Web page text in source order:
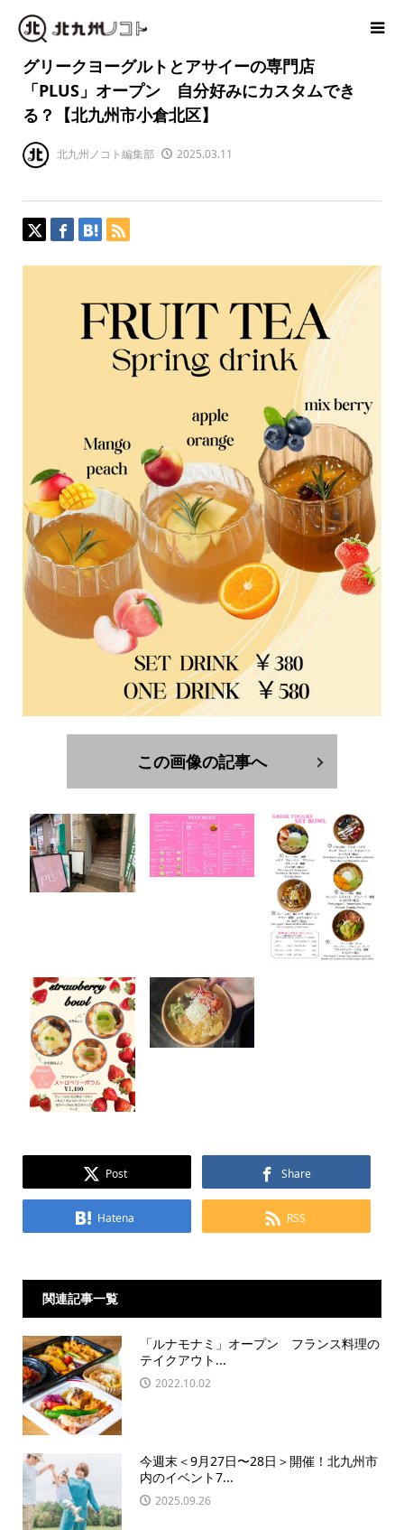
グリークヨーグルトとアサイーの専門店
「PLUS」オープン 自分好みにカスタムでき
る？【北九州市小倉北区】
北九州ノコト編集部 2025.03.11
この画像の記事へ
Post Share
Hatena RSS
関連記事一覧
「ルナモナミ」オープン フランス料理の
テイクアウト...
2022.10.02
今週末＜9月27日〜28日＞開催！北九州市
内のイベント7...
2025.09.26